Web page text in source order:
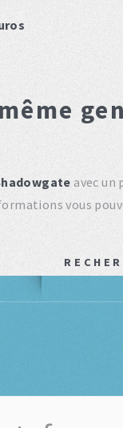
avec un
vous